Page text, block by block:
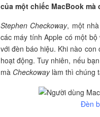
của một chiếc MacBook
Stephen Checkoway, một
các máy tính Apple có một
với đèn báo hiệu. Khi nào
hoạt động. Tuy nhiên, nếu
mà Checkowaylàm thì chúng
Đèn